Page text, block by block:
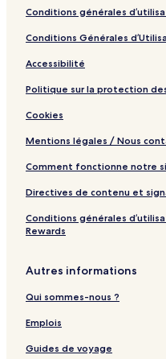
Conditions générales
Conditions Générales
Accessibilité
Politique sur la protection
Cookies
Mentions légales / Nous
Comment fonctionne notre
Directives de contenu et
Conditions générales
Rewards
Autres informations
Qui sommes-nous ?
Emplois
Guides de voyage